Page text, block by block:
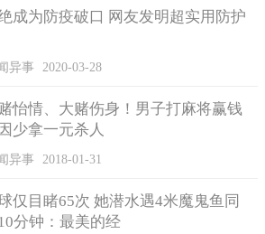
成为防疫破口 网友发明超实用防护
异事 2020-03-28
怡情、大赌伤身！男子打麻将赢钱
少拿一元杀人
异事 2018-01-31
仅目睹65次 她潜水遇4米魔鬼鱼同
分钟：最美的经